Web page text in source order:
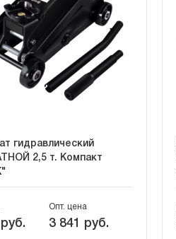
гидравлический
2,5 т. Компакт
Опт. цена
3 841 руб.